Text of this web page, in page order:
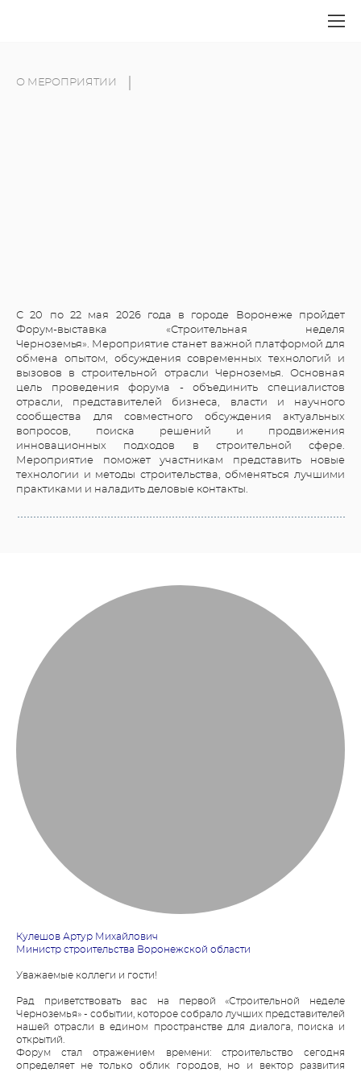
О МЕРОПРИЯТИИ
С 20 по 22 мая 2026 года в городе Воронеже пройдет
Форум-выставка «Строительная неделя
Черноземья». Мероприятие станет важной платформой для
обмена опытом, обсуждения современных технологий и
вызовов в строительной отрасли Черноземья. Основная
цель проведения форума - объединить специалистов
отрасли, представителей бизнеса, власти и научного
сообщества для совместного обсуждения актуальных
вопросов, поиска решений и продвижения
инновационных подходов в строительной сфере.
Мероприятие поможет участникам представить новые
технологии и методы строительства, обменяться лучшими
практиками и наладить деловые контакты.
Кулешов Артур Михайлович
Министр строительства Воронежской области
Уважаемые коллеги и гости!
Рад приветствовать вас на первой «Строительной неделе
Черноземья» - событии, которое собрало лучших представителей
нашей отрасли в едином пространстве для диалога, поиска и
открытий.
Форум стал отражением времени: строительство сегодня
определяет не только облик городов, но и вектор развития